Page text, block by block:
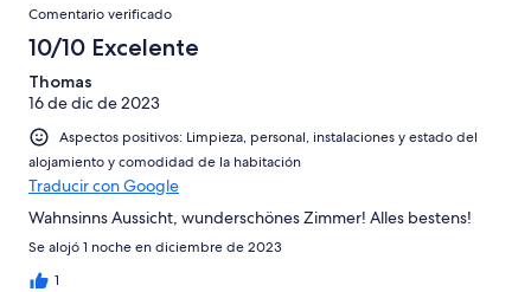
Comentario verificado
10/10 Excelente
Thomas
16 de dic de 2023
Aspectos positivos: Limpieza, personal, instalaciones y estado del
alojamiento y comodidad de la habitación
Traducir con Google
Wahnsinns Aussicht, wunderschönes Zimmer! Alles bestens!
Se alojó 1 noche en diciembre de 2023
1